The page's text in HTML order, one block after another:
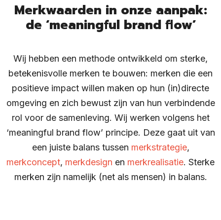
Merkwaarden in onze aanpak:
de ‘meaningful brand flow’
Wij hebben een methode ontwikkeld om sterke,
betekenisvolle merken te bouwen: merken die een
positieve impact willen maken op hun (in)directe
omgeving en zich bewust zijn van hun verbindende
rol voor de samenleving. Wij werken volgens het
‘meaningful brand flow’ principe. Deze gaat uit van
een juiste balans tussen merkstrategie,
merkconcept, merkdesign en merkrealisatie. Sterke
merken zijn namelijk (net als mensen) in balans.